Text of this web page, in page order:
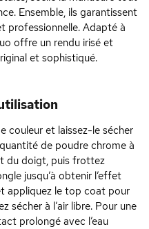
Ensemble, ils garantissent
professionnelle. Adapté à
offre un rendu irisé et
et sophistiqué.
couleur et laissez-le sécher
de poudre chrome à
du doigt, puis frottez
jusqu’à obtenir l’effet
appliquez le top coat pour
sécher à l’air libre. Pour une
prolongé avec l’eau